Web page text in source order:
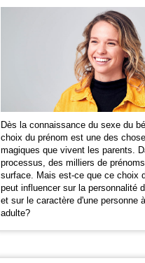
Dès la connaissance du sexe du
choix du prénom est une des
magiques que vivent les parents.
processus, des milliers de
surface. Mais est-ce que ce choix
peut influencer sur la personnalité
et sur le caractère d'une personne
adulte?